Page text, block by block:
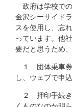
政府は学校で
金沢シーサイド
スを使用し、忘
っています。他
要だと思うため
１ 団体乗車
し、ウェブで申
２ 押印手続